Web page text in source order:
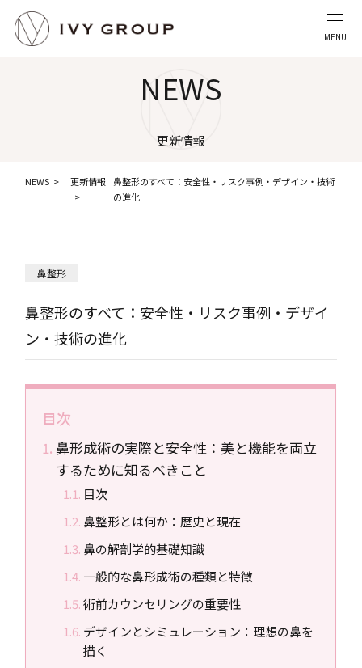
MENU
NEWS
更新情報
NEWS 更新情報 鼻整形のすべて：安全性・リスク事例・デザイン・技術
の進化
鼻整形
鼻整形のすべて：安全性・リスク事例・デザイ
ン・技術の進化
目次
鼻形成術の実際と安全性：美と機能を両立
するために知るべきこと
目次
鼻整形とは何か：歴史と現在
鼻の解剖学的基礎知識
一般的な鼻形成術の種類と特徴
術前カウンセリングの重要性
デザインとシミュレーション：理想の鼻を
描く